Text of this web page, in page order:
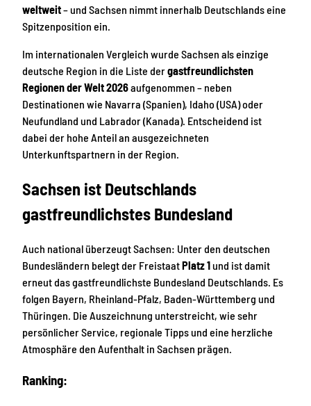
weltweit– und Sachsen nimmt innerhalb Deutschlands eine
Spitzenposition ein.
Im internationalen Vergleich wurde Sachsen als einzige
deutsche Region in die Liste dergastfreundlichsten
Regionen der Welt 2026aufgenommen – neben
Destinationen wie Navarra (Spanien), Idaho (USA) oder
Neufundland und Labrador (Kanada). Entscheidend ist
dabei der hohe Anteil an ausgezeichneten
Unterkunftspartnern in der Region.
Sachsen ist Deutschlands
gastfreundlichstes Bundesland
Auch national überzeugt Sachsen: Unter den deutschen
Bundesländern belegt der FreistaatPlatz 1und ist damit
erneut das gastfreundlichste Bundesland Deutschlands. Es
folgen Bayern, Rheinland-Pfalz, Baden-Württemberg und
Thüringen. Die Auszeichnung unterstreicht, wie sehr
persönlicher Service, regionale Tipps und eine herzliche
Atmosphäre den Aufenthalt in Sachsen prägen.
Ranking: